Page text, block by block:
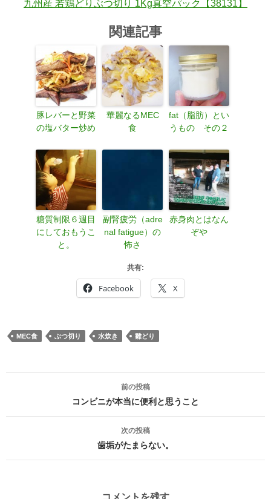
九州産 若鶏どりぶつ切り 1Kg真空パック【38131】
関連記事
豚レバーと野菜
の塩バター炒め
華麗なるMEC
食
fat（脂肪）とい
うもの その２
糖質制限６週目
にしておもうこ
と。
副腎疲労（adre
nal fatigue）の
怖さ
赤身肉とはなん
ぞや
共有:
Facebook X
MEC食 ぶつ切り 水炊き 雛どり
前の投稿
コンビニが本当に便利と思うこと
次の投稿
歯垢がたまらない。
コメントを残す